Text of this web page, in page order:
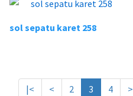
sol sepatu karet 258
|< < 2 3 4 >